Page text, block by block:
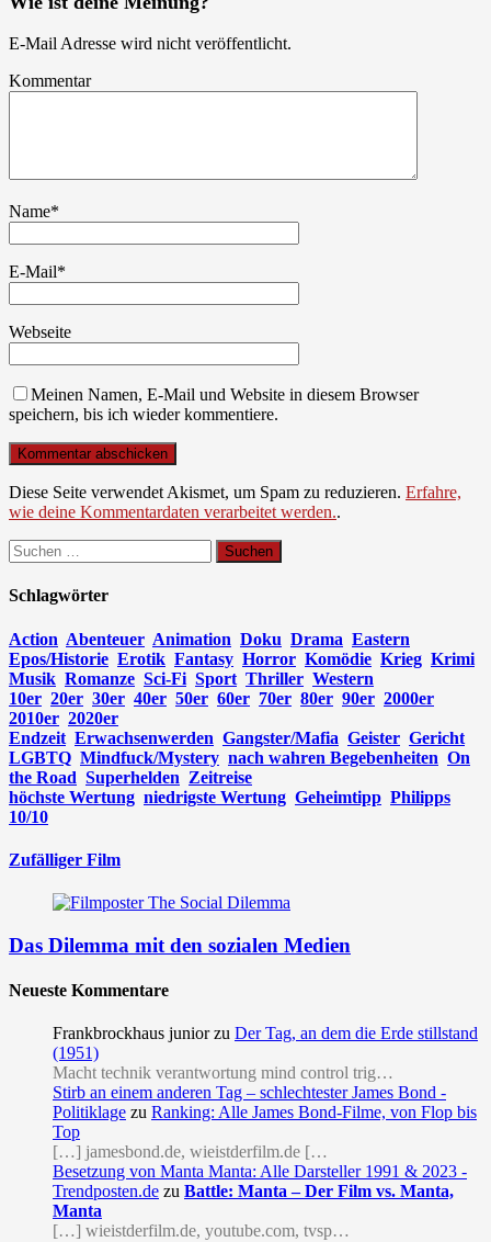
E-Mail Adresse wird nicht veröffentlicht.
Kommentar
Name*
E-Mail*
Webseite
Meinen Namen, E-Mail und Website in diesem Browser
speichern, bis ich wieder kommentiere.
Diese Seite verwendet Akismet, um Spam zu reduzieren. Erfahre,
wie deine Kommentardaten verarbeitet werden..
Suchen
nach:
Schlagwörter
Action Abenteuer Animation Doku Drama Eastern
Epos/Historie Erotik Fantasy Horror Komödie Krieg Krimi
Musik Romanze Sci-Fi Sport Thriller Western
10er 20er 30er 40er 50er 60er 70er 80er 90er 2000er
2010er 2020er
Endzeit Erwachsenwerden Gangster/Mafia Geister Gericht
LGBTQ Mindfuck/Mystery nach wahren Begebenheiten On
the Road Superhelden Zeitreise
höchste Wertung niedrigste Wertung Geheimtipp Philipps
10/10
Zufälliger Film
Das Dilemma mit den sozialen Medien
Neueste Kommentare
Frankbrockhaus junior zu Der Tag, an dem die Erde stillstand
(1951)
Macht technik verantwortung mind control trig…
Stirb an einem anderen Tag – schlechtester James Bond -
Politiklage zu Ranking: Alle James Bond-Filme, von Flop bis
Top
[…] jamesbond.de, wieistderfilm.de […
Besetzung von Manta Manta: Alle Darsteller 1991 & 2023 -
Trendposten.de zu Battle: Manta – Der Film vs. Manta,
Manta
[…] wieistderfilm.de, youtube.com, tvsp…